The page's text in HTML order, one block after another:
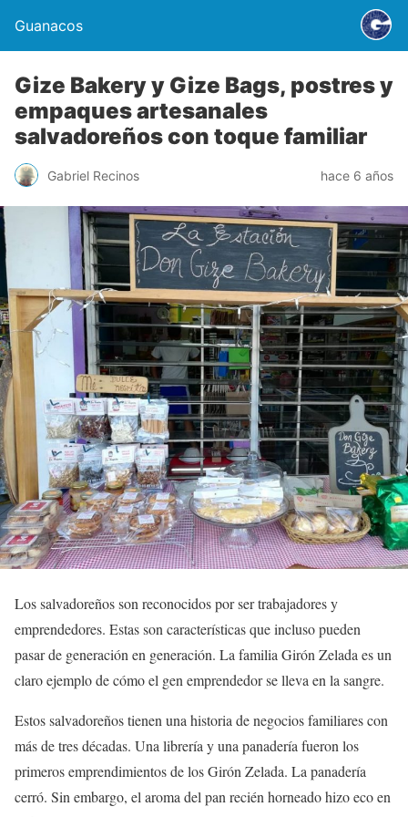
Guanacos
Gize Bakery y Gize Bags, postres y
empaques artesanales
salvadoreños con toque familiar
Gabriel Recinos hace 6 años
Los salvadoreños son reconocidos por ser trabajadores y
emprendedores. Estas son características que incluso pueden
pasar de generación en generación. La familia Girón Zelada es un
claro ejemplo de cómo el gen emprendedor se lleva en la sangre.
Estos salvadoreños tienen una historia de negocios familiares con
más de tres décadas. Una librería y una panadería fueron los
primeros emprendimientos de los Girón Zelada. La panadería
cerró. Sin embargo, el aroma del pan recién horneado hizo eco en